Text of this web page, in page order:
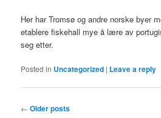
Her har Tromsø og andre norske byer
etablere fiskehall mye å lære av
seg etter.
Posted in Uncategorized | Leave a reply
Post
← Older posts